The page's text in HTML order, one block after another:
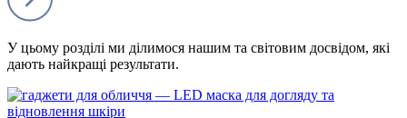
У цьому розділі ми ділимося нашим та світовим досвідом, які
дають найкращі результати.